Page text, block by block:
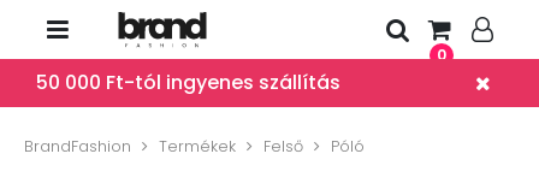
0
50 000 Ft-tól ingyenes szállítás
BrandFashion Termékek Felső Póló